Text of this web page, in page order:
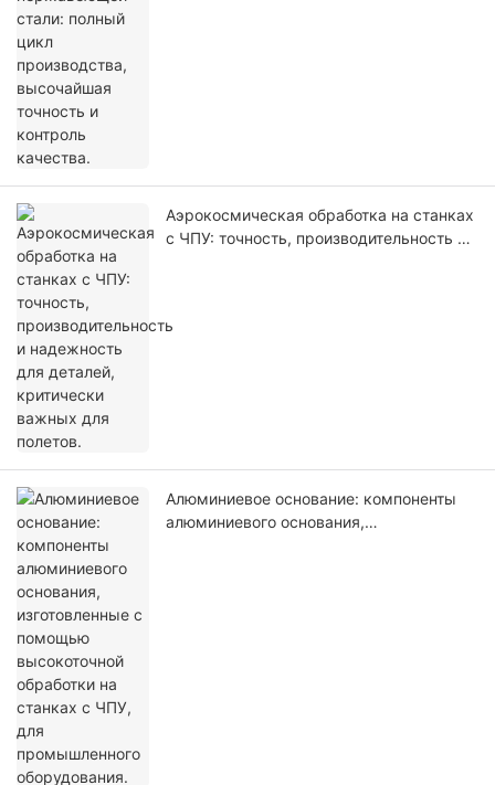
Аэрокосмическая обработка на станках
с ЧПУ: точность, производительность и
Алюминиевое основание: компоненты
алюминиевого основания,